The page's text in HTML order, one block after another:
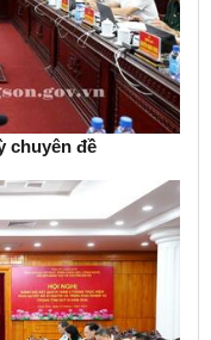
chuyên đề